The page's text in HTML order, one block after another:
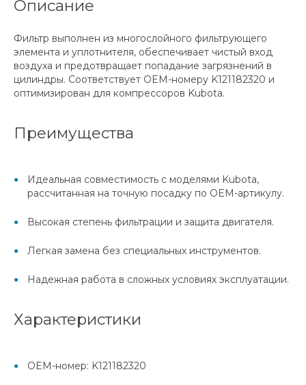
Описание
Фильтр выполнен из многослойного фильтрующего
элемента и уплотнителя, обеспечивает чистый вход
воздуха и предотвращает попадание загрязнений в
цилиндры. Соответствует OEM-номеру K121182320 и
оптимизирован для компрессоров Kubota.
Преимущества
Идеальная совместимость с моделями Kubota,
рассчитанная на точную посадку по OEM-артикулу.
Высокая степень фильтрации и защита двигателя.
Легкая замена без специальных инструментов.
Надежная работа в сложных условиях эксплуатации.
Характеристики
OEM-номер: K121182320